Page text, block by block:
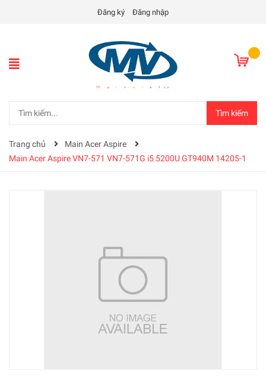
Đăng ký Đăng nhập
Tìm kiếm
Trang chủ
Main Acer Aspire
Main Acer Aspire VN7-571 VN7-571G i5 5200U GT940M 14205-1